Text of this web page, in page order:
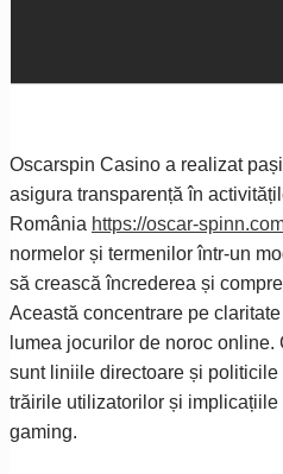
Oscarspin Casino a realizat
asigura transparență în
România https://oscar-
normelor și termenilor într-un
să crească încrederea și
Această concentrare pe
lumea jocurilor de noroc
sunt liniile directoare și
trăirile utilizatorilor și
gaming.